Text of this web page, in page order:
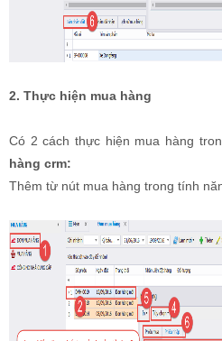
2. Thực hiện mua hàng
Có 2 cách thực hiện mua hàng
hàng crm:
Thêm từ nút mua hàng trong tính